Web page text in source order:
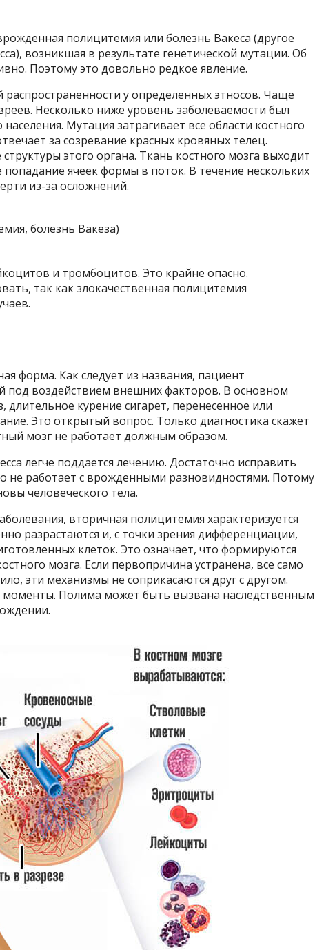
полицитемия или болезнь Вакеса (другое
возникшая в результате генетической мутации. Об
Поэтому это довольно редкое явление.
у определенных этносов. Чаще
Несколько ниже уровень заболеваемости был
Мутация затрагивает все области костного
за созревание красных кровяных телец.
этого органа. Ткань костного мозга выходит
ячеек формы в поток. В течение нескольких
из-за осложнений.
и тромбоцитов. Это крайне опасно.
так как злокачественная полицитемия
форма. Как следует из названия, пациент
под воздействием внешних факторов. В основном
курение сигарет, перенесенное или
Это открытый вопрос. Только диагностика скажет
мозг не работает должным образом.
легче поддается лечению. Достаточно исправить
работает с врожденными разновидностями. Потому
человеческого тела.
вторичная полицитемия характеризуется
разрастаются и, с точки зрения дифференциации,
клеток. Это означает, что формируются
мозга. Если первопричина устранена, все само
эти механизмы не соприкасаются друг с другом.
моменты. Полима может быть вызвана наследственным